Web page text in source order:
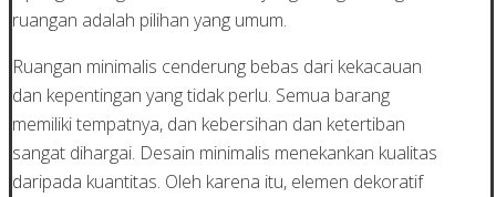
ruangan adalah pilihan yang umum.
Ruangan minimalis cenderung bebas dari kekacauan
dan kepentingan yang tidak perlu. Semua barang
memiliki tempatnya, dan kebersihan dan ketertiban
sangat dihargai. Desain minimalis menekankan kualitas
daripada kuantitas. Oleh karena itu, elemen dekoratif